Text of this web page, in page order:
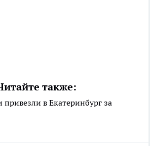
также:
в Екатеринбург за